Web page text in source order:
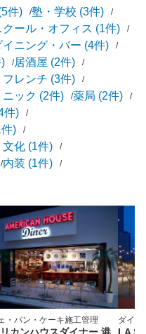
件)
塾・学校 (3件)
ール・オフィス (1件)
イニング・バー (4件)
居酒屋 (2件)
レンチ (3件)
ック (2件)
薬局 (2件)
件)
)
文化 (1件)
内装 (1件)
・パン・ケーキ施工管理 ダイニ